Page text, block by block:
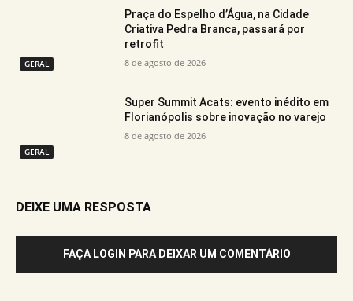
GERAL
Praça do Espelho d’Água, na Cidade
Criativa Pedra Branca, passará por
retrofit
8 de agosto de 2026
GERAL
Super Summit Acats: evento inédito em
Florianópolis sobre inovação no varejo
8 de agosto de 2026
DEIXE UMA RESPOSTA
FAÇA LOGIN PARA DEIXAR UM COMENTÁRIO